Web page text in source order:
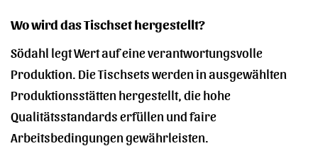
Wo wird das Tischset hergestellt?
Södahl legt Wert auf eine verantwortungsvolle
Produktion. Die Tischsets werden in ausgewählten
Produktionsstätten hergestellt, die hohe
Qualitätsstandards erfüllen und faire
Arbeitsbedingungen gewährleisten.